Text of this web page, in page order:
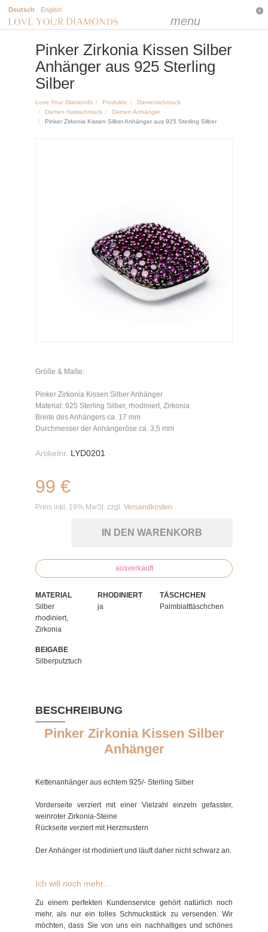
Deutsch English
menu
0
Pinker Zirkonia Kissen Silber
Anhänger aus 925 Sterling
Silber
Love Your Diamonds Produkte
Damenschmuck
Damen Halsschmuck
Damen Anhänger
Pinker Zirkonia Kissen Silber Anhänger aus 925 Sterling Silber
Größe & Maße:
Pinker Zirkonia Kissen Silber Anhänger
Material: 925 Sterling Silber, rhodiniert, Zirkonia
Breite des Anhängers ca. 17 mm
Durchmesser der Anhängeröse ca. 3,5 mm
Artikelnr. LYD0201
99 €
Preis inkl. 19% MwSt. zzgl. Versandkosten
IN DEN WARENKORB
ausverkauft
MATERIAL
Silber
rhodiniert,
Zirkonia
RHODINIERT
ja
TÄSCHCHEN
Palmblatttäschchen
BEIGABE
Silberputztuch
BESCHREIBUNG
Pinker Zirkonia Kissen Silber
Anhänger
Kettenanhänger aus echtem 925/- Sterling Silber
Vorderseite verziert mit einer Vielzahl einzeln gefasster,
weinroter Zirkonia-Steine
Rückseite verziert mit Herzmustern
Der Anhänger ist rhodiniert und läuft daher nicht schwarz an.
Ich will noch mehr...
Zu einem perfekten Kundenservice gehört natürlich noch
mehr, als nur ein tolles Schmuckstück zu versenden. Wir
möchten, dass Sie von uns ein nachhaltiges und schönes